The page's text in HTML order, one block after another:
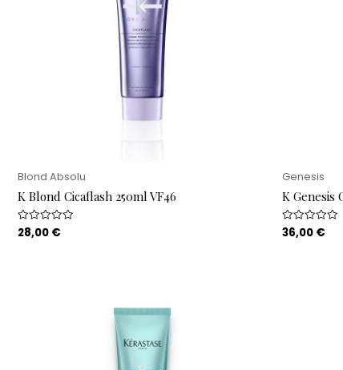
Blond Absolu
K Blond Cicaflash 250ml VF46
Rated
0
28,00 €
Genesis
K Genesis
Rated
0
36,00 €